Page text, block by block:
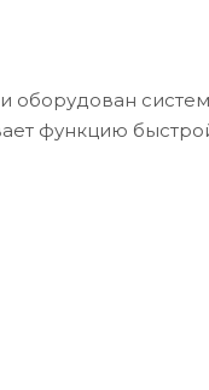
оборудован
функцию